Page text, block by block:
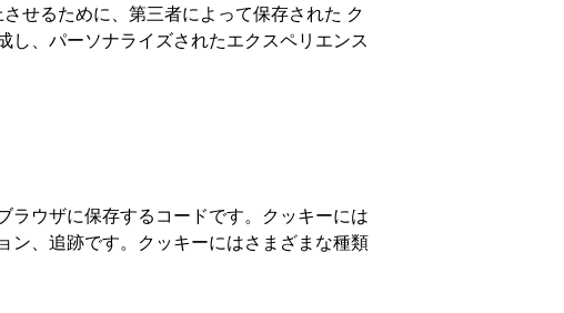
せるために、第三者によって保存された ク
、パーソナライズされたエクスペリエンス
ラウザに保存するコードです。クッキーには
ン、追跡です。クッキーにはさまざまな種類